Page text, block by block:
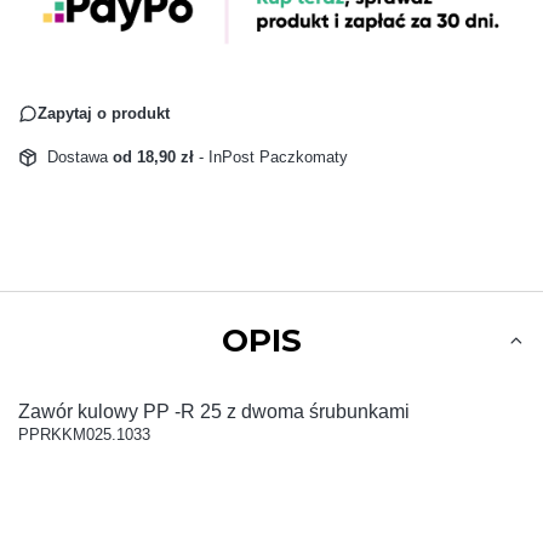
Zapytaj o produkt
Dostawa od 18,90 zł - InPost Paczkomaty
OPIS
Zawór kulowy PP -R 25 z dwoma śrubunkami
PPRKKM025.1033